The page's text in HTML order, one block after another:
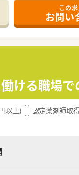
好立地にあり、
枚から50枚応需し
4件の訪問調剤を
な採用医薬品を
する訪問調剤や服
とりを持って的確
ハウのもとお互い
、薬剤師が目の前
対物業務を効率化
この
お問い
働ける職場
以上) 認定薬剤師取